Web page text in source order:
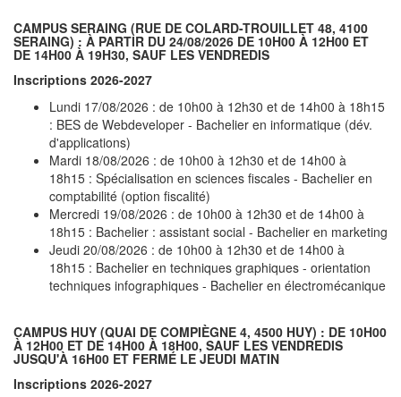
CAMPUS SERAING (RUE DE COLARD-TROUILLET 48, 4100
SERAING) : À PARTIR DU 24/08/2026 DE 10H00 À 12H00 ET
DE 14H00 À 19H30, SAUF LES VENDREDIS
Inscriptions 2026-2027
Lundi 17/08/2026 : de 10h00 à 12h30 et de 14h00 à 18h15
: BES de Webdeveloper - Bachelier en informatique (dév.
d'applications)
Mardi 18/08/2026 : de 10h00 à 12h30 et de 14h00 à
18h15 : Spécialisation en sciences fiscales - Bachelier en
comptabilité (option fiscalité)
Mercredi 19/08/2026 : de 10h00 à 12h30 et de 14h00 à
18h15 : Bachelier : assistant social - Bachelier en marketing
Jeudi 20/08/2026 : de 10h00 à 12h30 et de 14h00 à
18h15 : Bachelier en techniques graphiques - orientation
techniques infographiques - Bachelier en électromécanique
CAMPUS HUY (QUAI DE COMPIÈGNE 4, 4500 HUY) : DE 10H00
À 12H00 ET DE 14H00 À 18H00, SAUF LES VENDREDIS
JUSQU'À 16H00 ET FERMÉ LE JEUDI MATIN
Inscriptions 2026-2027